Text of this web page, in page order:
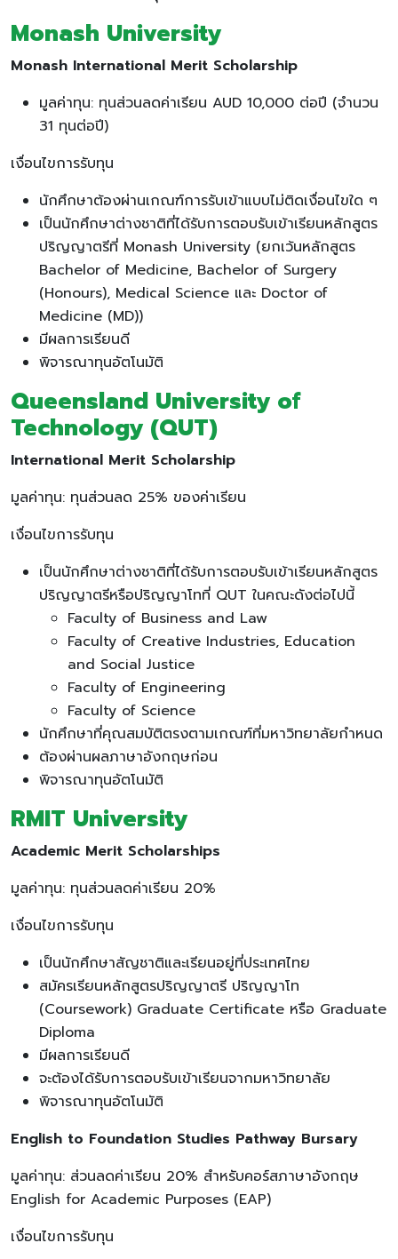
Monash University
Monash International Merit Scholarship
มูลค่าทุน: ทุนส่วนลดค่าเรียน AUD 10,000 ต่อปี (จำนวน
31 ทุนต่อปี)
เงื่อนไขการรับทุน
นักศึกษาต้องผ่านเกณฑ์การรับเข้าแบบไม่ติดเงื่อนไขใด ๆ
เป็นนักศึกษาต่างชาติที่ได้รับการตอบรับเข้าเรียนหลักสูตร
ปริญญาตรีที่ Monash University (ยกเว้นหลักสูตร
Bachelor of Medicine, Bachelor of Surgery
(Honours), Medical Science และ Doctor of
Medicine (MD))
มีผลการเรียนดี
พิจารณาทุนอัตโนมัติ
Queensland University of
Technology (QUT)
International Merit Scholarship
มูลค่าทุน: ทุนส่วนลด 25% ของค่าเรียน
เงื่อนไขการรับทุน
เป็นนักศึกษาต่างชาติที่ได้รับการตอบรับเข้าเรียนหลักสูตร
ปริญญาตรีหรือปริญญาโทที่ QUT ในคณะดังต่อไปนี้
Faculty of Business and Law
Faculty of Creative Industries, Education
and Social Justice
Faculty of Engineering
Faculty of Science
นักศึกษาที่คุณสมบัติตรงตามเกณฑ์ที่มหาวิทยาลัยกำหนด
ต้องผ่านผลภาษาอังกฤษก่อน
พิจารณาทุนอัตโนมัติ
RMIT University
Academic Merit Scholarships
มูลค่าทุน: ทุนส่วนลดค่าเรียน 20%
เงื่อนไขการรับทุน
เป็นนักศึกษาสัญชาติและเรียนอยู่ที่ประเทศไทย
สมัครเรียนหลักสูตรปริญญาตรี ปริญญาโท
(Coursework) Graduate Certificate หรือ Graduate
Diploma
มีผลการเรียนดี
จะต้องได้รับการตอบรับเข้าเรียนจากมหาวิทยาลัย
พิจารณาทุนอัตโนมัติ
English to Foundation Studies Pathway Bursary
มูลค่าทุน: ส่วนลดค่าเรียน 20% สำหรับคอร์สภาษาอังกฤษ
English for Academic Purposes (EAP)
เงื่อนไขการรับทุน